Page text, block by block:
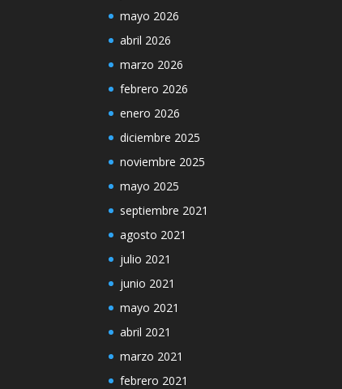
mayo 2026
abril 2026
marzo 2026
febrero 2026
enero 2026
diciembre 2025
noviembre 2025
mayo 2025
septiembre 2021
agosto 2021
julio 2021
junio 2021
mayo 2021
abril 2021
marzo 2021
febrero 2021